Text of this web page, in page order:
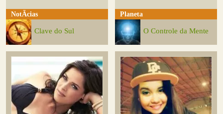
NotÃ­cias
Clave do Sul
Planeta
O Controle da Mente